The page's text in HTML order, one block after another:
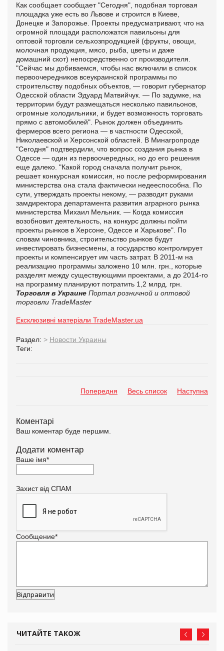
Как сообщает сообщает "Сегодня", подобная торговая
площадка уже есть во Львове и строится в Киеве,
Донецке и Запорожье. Проекты предусматривают, что на
огромной площади расположатся павильоны для
оптовой торговли сельхозпродукцией (фрукты, овощи,
молочная продукция, мясо, рыба, цветы и даже
домашний скот) непосредственно от производителя.
"Сейчас мы добиваемся, чтобы нас включили в список
первоочередников всеукраинской программы по
строительству подобных объектов, — говорит губернатор
Одесской области Эдуард Матвийчук. — По задумке, на
территории будут размещаться несколько павильонов,
огромные холодильники, и будет возможность торговать
прямо с автомобилей". Рынок должен объединить
фермеров всего региона — в частности Одесской,
Николаевской и Херсонской областей. В Минагропроде
"Сегодня" подтвердили, что вопрос создания рынка в
Одессе — один из первоочередных, но до его решения
еще далеко. "Какой город сначала получит рынок,
решает конкурсная комиссия, но после реформирования
министерства она стала фактически недееспособна. По
сути, утверждать проекты некому, — разводит руками
замдиректора департамента развития аграрного рынка
министерства Михаил Мельник. — Когда комиссия
возобновит деятельность, на конкурс должны пойти
проекты рынков в Херсоне, Одессе и Харькове". По
словам чиновника, строительство рынков будут
инвестировать бизнесмены, а государство контролирует
проекты и компенсирует им часть затрат. В 2011-м на
реализацию программы заложено 10 млн. грн., которые
разделят между существующими проектами, а до 2014-го
на программу планируют потратить 1,2 млрд. грн.
Торговля в Украине Портал розничной и оптовой
торговли TradeMaster
Ексклюзивні матеріали TradeMaster.ua
Раздел: > Новости Украины
Теги:
Попередня Весь список Наступна
Коментарі
Ваш коментар буде першим.
Додати коментар
Ваше імя*
Захист від СПАМ
Сообщение*
ЧИТАЙТЕ ТАКОЖ